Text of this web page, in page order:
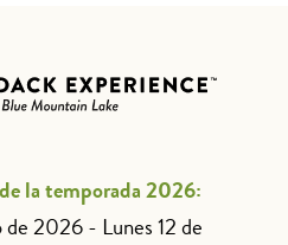
la temporada 2026:
2026 - Lunes 12 de